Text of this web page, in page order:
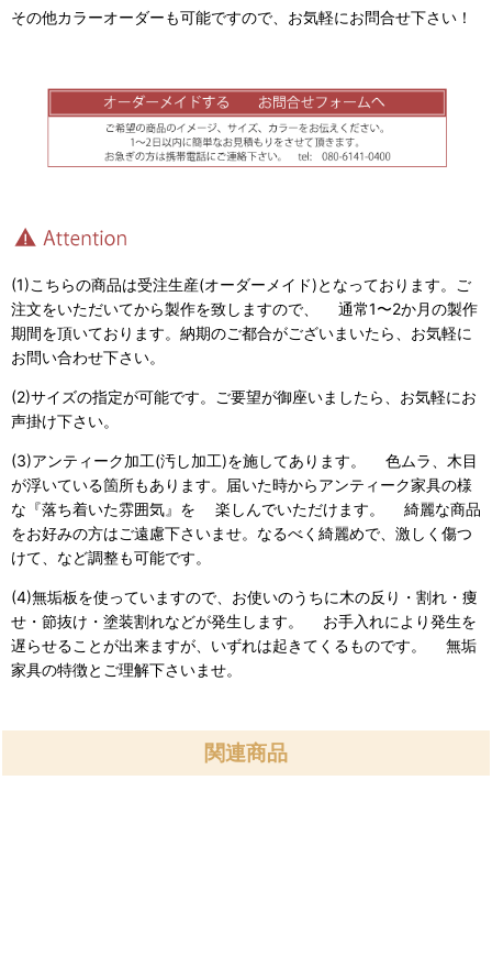
その他カラーオーダーも可能ですので、お気軽にお問合せ下さい！
(1)こちらの商品は受注生産(オーダーメイド)となっております。ご
注文をいただいてから製作を致しますので、 通常1〜2か月の製作
期間を頂いております。納期のご都合がございまいたら、お気軽に
お問い合わせ下さい。
(2)サイズの指定が可能です。ご要望が御座いましたら、お気軽にお
声掛け下さい。
(3)アンティーク加工(汚し加工)を施してあります。 色ムラ、木目
が浮いている箇所もあります。届いた時からアンティーク家具の様
な『落ち着いた雰囲気』を 楽しんでいただけます。 綺麗な商品
をお好みの方はご遠慮下さいませ。なるべく綺麗めで、激しく傷つ
けて、など調整も可能です。
(4)無垢板を使っていますので、お使いのうちに木の反り・割れ・痩
せ・節抜け・塗装割れなどが発生します。 お手入れにより発生を
遅らせることが出来ますが、いずれは起きてくるものです。 無垢
家具の特徴とご理解下さいませ。
関連商品